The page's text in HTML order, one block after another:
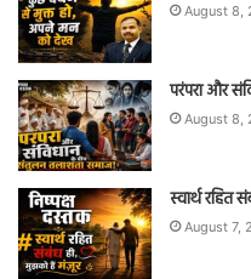
August 8,
परंपरा और
August 8,
स्वार्थ
August 7,